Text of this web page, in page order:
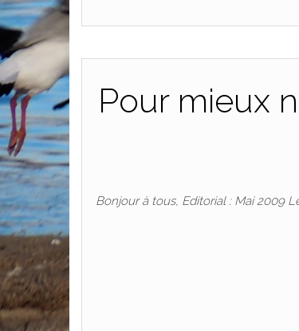
Pour mieux
Bonjour à tous, Editorial : Mai 2009